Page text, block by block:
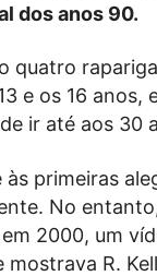
dos anos 90.
quatro
e os 16 anos,
ir até aos 30
às primeiras
No
2000, um
mostrava R.